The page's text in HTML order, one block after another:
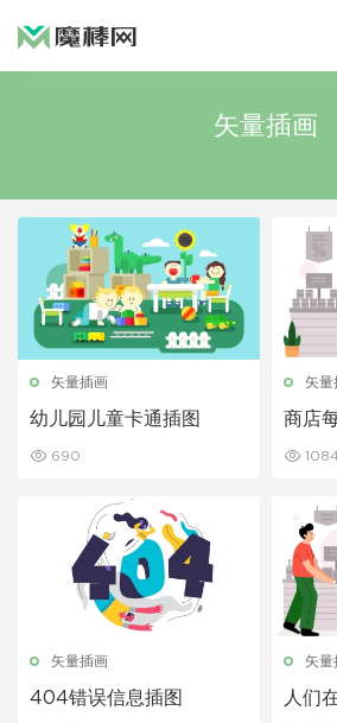
矢量插画
矢量插画
幼儿园儿童卡通插图
690
矢量
商店
1084
矢量插画
404错误信息插图
矢量
人们